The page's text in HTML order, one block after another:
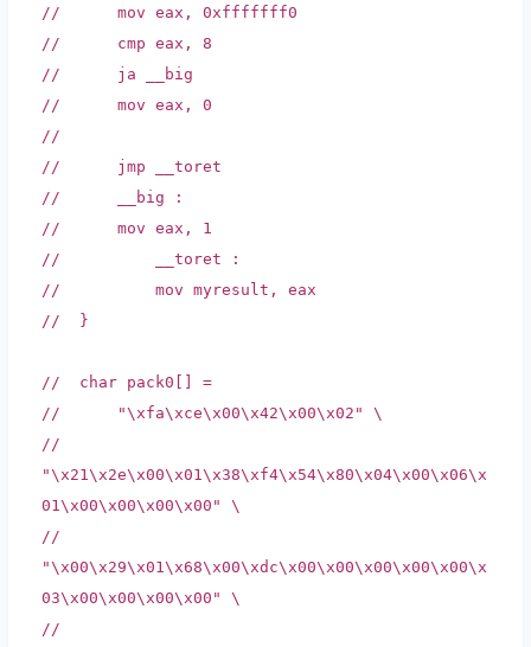
// mov eax, 0xfffffff0
// cmp eax, 8
// ja __big
// mov eax, 0
//
// jmp __toret
// __big :
// mov eax, 1
// __toret :
// mov myresult, eax
// }
// char pack0[] =
// "\xfa\xce\x00\x42\x00\x02" \
//
"\x21\x2e\x00\x01\x38\xf4\x54\x80\x04\x00\x06\x
01\x00\x00\x00\x00" \
//
"\x00\x29\x01\x68\x00\xdc\x00\x00\x00\x00\x00\x
03\x00\x00\x00\x00" \
//